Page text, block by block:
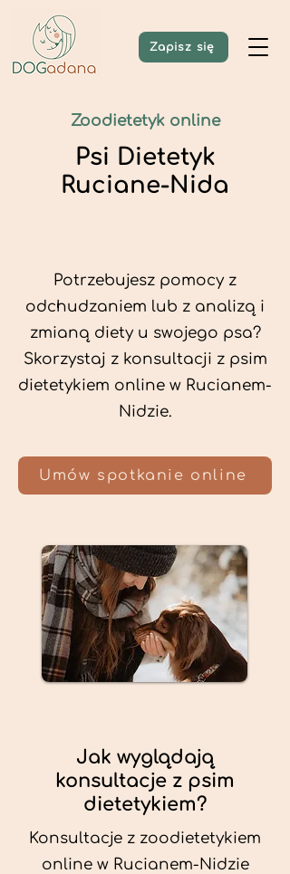
Zapisz się
Zoodietetyk online
Psi Dietetyk
Ruciane-Nida
Potrzebujesz pomocy z
odchudzaniem lub z analizą i
zmianą diety u swojego psa?
Skorzystaj z konsultacji z psim
dietetykiem online w Rucianem-
Nidzie.
Umów spotkanie online
Jak wyglądają
konsultacje z psim
dietetykiem?
Konsultacje z zoodietetykiem
online w Rucianem-Nidzie